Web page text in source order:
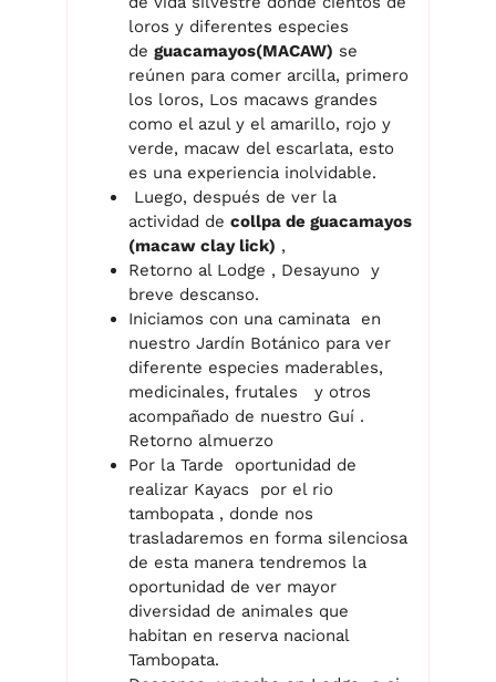
loros y diferentes especies
de guacamayos(MACAW) se
reúnen para comer arcilla, primero
los loros, Los macaws grandes
como el azul y el amarillo, rojo y
verde, macaw del escarlata, esto
es una experiencia inolvidable.
Luego, después de ver la
actividad de collpa de guacamayos
(macaw clay lick) ,
Retorno al Lodge , Desayuno y
breve descanso.
Iniciamos con una caminata en
nuestro Jardín Botánico para ver
diferente especies maderables,
medicinales, frutales y otros
acompañado de nuestro Guí .
Retorno almuerzo
Por la Tarde oportunidad de
realizar Kayacs por el rio
tambopata , donde nos
trasladaremos en forma silenciosa
de esta manera tendremos la
oportunidad de ver mayor
diversidad de animales que
habitan en reserva nacional
Tambopata.